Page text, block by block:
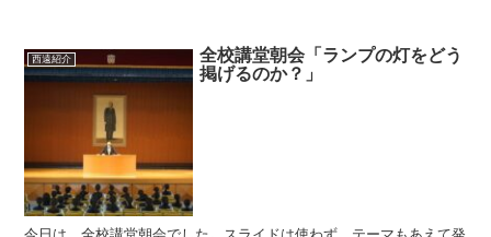
西遠紹介
全校講堂朝会「ランプの灯をどう
掲げるのか？」